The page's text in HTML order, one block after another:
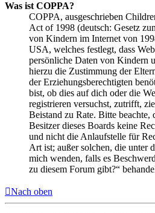
Was ist COPPA?
COPPA, ausgeschrieben
Act of 1998 (deutsch: Gesetz
von Kindern im Internet von
USA, welches festlegt, dass
persönliche Daten von Kindern
hierzu die Zustimmung der
der Erziehungsberechtigten
bist, ob dies auf dich oder die
registrieren versuchst, zutrifft,
Beistand zu Rate. Bitte
Besitzer dieses Boards keine
und nicht die Anlaufstelle für
Art ist; außer solchen, die unter
mich wenden, falls es
zu diesem Forum gibt?“
Nach oben